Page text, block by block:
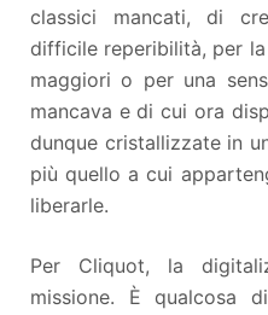
classici mancati, di
difficile reperibilità, per
maggiori o per una
mancava e di cui ora
dunque cristallizzate in
più quello a cui
liberarle.
Per Cliquot, la
missione. È qualcosa